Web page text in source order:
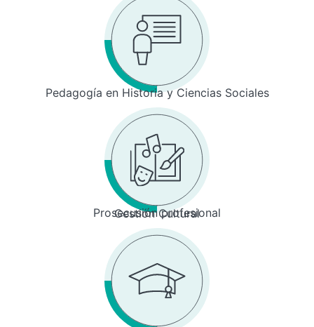
Pedagogía en Historia y Ciencias Sociales
Prosecusión profesional
Gestión Cultural